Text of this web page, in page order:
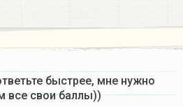
быстрее, мне нужно
все свои баллы))